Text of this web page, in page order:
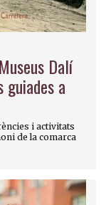
Dalí
guiades a
i activitats
de la comarca